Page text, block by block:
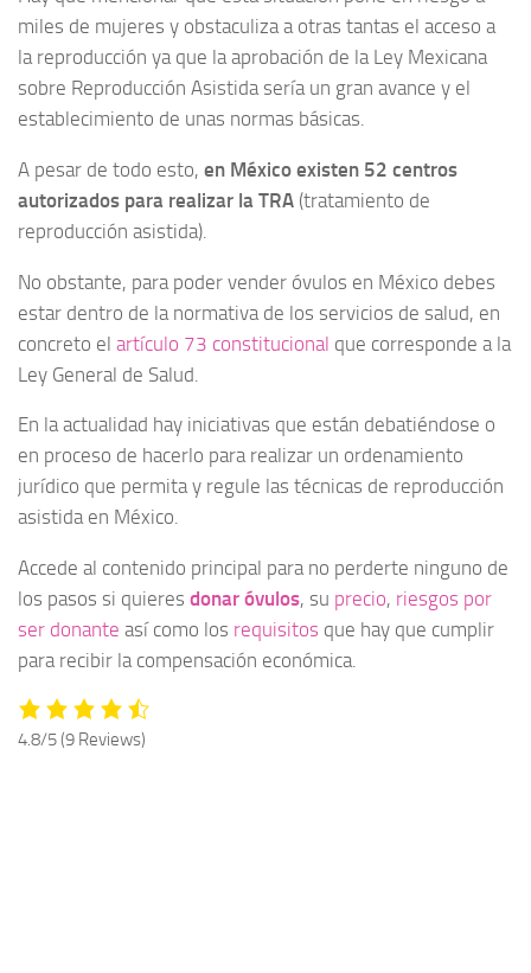
miles de mujeres y obstaculiza a otras tantas el acceso a
la reproducción ya que la aprobación de la Ley Mexicana
sobre Reproducción Asistida sería un gran avance y el
establecimiento de unas normas básicas.
A pesar de todo esto, en México existen 52 centros
autorizados para realizar la TRA (tratamiento de
reproducción asistida).
No obstante, para poder vender óvulos en México debes
estar dentro de la normativa de los servicios de salud, en
concreto el artículo 73 constitucional que corresponde a la
Ley General de Salud.
En la actualidad hay iniciativas que están debatiéndose o
en proceso de hacerlo para realizar un ordenamiento
jurídico que permita y regule las técnicas de reproducción
asistida en México.
Accede al contenido principal para no perderte ninguno de
los pasos si quieres donar óvulos, su precio, riesgos por
ser donante así como los requisitos que hay que cumplir
para recibir la compensación económica.
4.8/5(9 Reviews)